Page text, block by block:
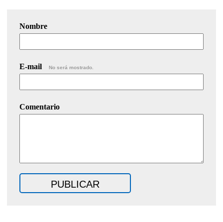
Nombre
E-mail No será mostrado.
Comentario